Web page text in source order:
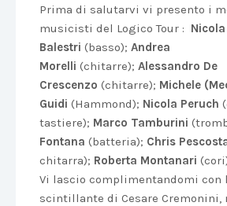
Prima di salutarvi vi presento i
musicisti del Logico Tour :
Balestri (basso); Andrea
Morelli (chitarre); Alessandro De
Crescenzo (chitarre); Michele
Guidi (Hammond); Nicola Peruch
tastiere); Marco Tamburini
Fontana (batteria); Chris
chitarra); Roberta Montanari
Vi lascio complimentandomi con
scintillante di Cesare Cremonini,